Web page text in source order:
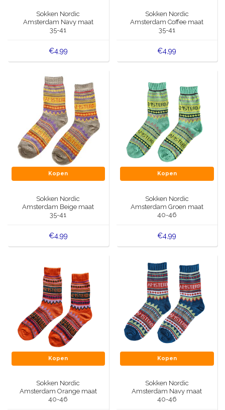
Wens & Ansichtkaarten
Koninghuis artikelen
Pins - Speldjes
Wandborden - Gekleurd en Delfts blauw
Peper en Zout stelletjes
Speelkaarten
Delfts blauwe magneten
Sokken Nordic
Amsterdam Navy maat
35-41
€4,99
Sokken Nordic
Amsterdam Coffee maat
35-41
€4,99
Kopen
Sokken Nordic
Amsterdam Beige maat
35-41
€4,99
Kopen
Sokken Nordic
Amsterdam Groen maat
40-46
€4,99
Kopen
Sokken Nordic
Amsterdam Orange maat
40-46
Kopen
Sokken Nordic
Amsterdam Navy maat
40-46